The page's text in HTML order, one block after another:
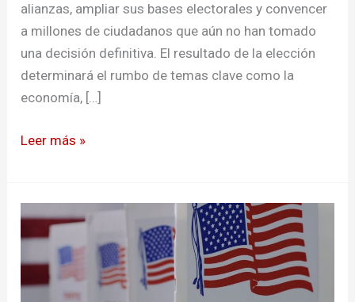
alianzas, ampliar sus bases electorales y convencer
a millones de ciudadanos que aún no han tomado
una decisión definitiva. El resultado de la elección
determinará el rumbo de temas clave como la
economía, […]
Leer más »
Estados
Unidos
promete
acompañamiento